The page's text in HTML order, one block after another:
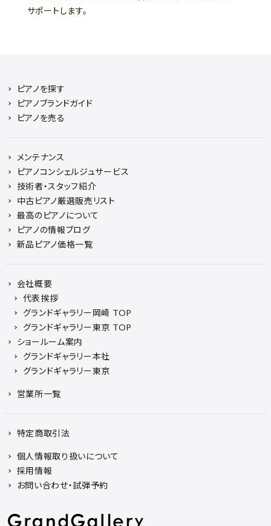
サポートします。
ピアノを探す
ピアノブランドガイド
ピアノを売る
メンテナンス
ピアノコンシェルジュサービス
技術者・スタッフ紹介
中古ピアノ厳選販売リスト
最高のピアノについて
ピアノの情報ブログ
新品ピアノ価格一覧
会社概要
代表挨拶
グランドギャラリー岡崎 TOP
グランドギャラリー東京 TOP
ショールーム案内
グランドギャラリー本社
グランドギャラリー東京
営業所一覧
特定商取引法
個人情報取り扱いについて
採用情報
お問い合わせ・試弾予約